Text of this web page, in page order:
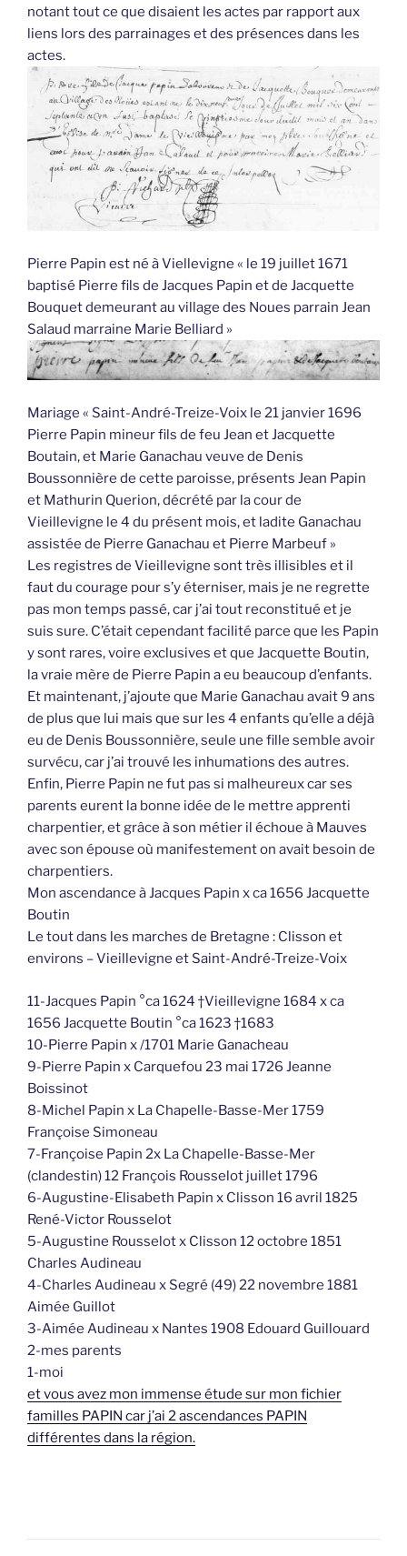
notant tout ce que disaient les actes par rapport aux
liens lors des parrainages et des présences dans les
actes.
Pierre Papin est né à Viellevigne « le 19 juillet 1671
baptisé Pierre fils de Jacques Papin et de Jacquette
Bouquet demeurant au village des Noues parrain Jean
Salaud marraine Marie Belliard »
Mariage « Saint-André-Treize-Voix le 21 janvier 1696
Pierre Papin mineur fils de feu Jean et Jacquette
Boutain, et Marie Ganachau veuve de Denis
Boussonnière de cette paroisse, présents Jean Papin
et Mathurin Querion, décrété par la cour de
Vieillevigne le 4 du présent mois, et ladite Ganachau
assistée de Pierre Ganachau et Pierre Marbeuf »
Les registres de Vieillevigne sont très illisibles et il
faut du courage pour s’y éterniser, mais je ne regrette
pas mon temps passé, car j’ai tout reconstitué et je
suis sure. C’était cependant facilité parce que les Papin
y sont rares, voire exclusives et que Jacquette Boutin,
la vraie mère de Pierre Papin a eu beaucoup d’enfants.
Et maintenant, j’ajoute que Marie Ganachau avait 9 ans
de plus que lui mais que sur les 4 enfants qu’elle a déjà
eu de Denis Boussonnière, seule une fille semble avoir
survécu, car j’ai trouvé les inhumations des autres.
Enfin, Pierre Papin ne fut pas si malheureux car ses
parents eurent la bonne idée de le mettre apprenti
charpentier, et grâce à son métier il échoue à Mauves
avec son épouse où manifestement on avait besoin de
charpentiers.
Mon ascendance à Jacques Papin x ca 1656 Jacquette
Boutin
Le tout dans les marches de Bretagne : Clisson et
environs – Vieillevigne et Saint-André-Treize-Voix
11-Jacques Papin °ca 1624 †Vieillevigne 1684 x ca
1656 Jacquette Boutin °ca 1623 †1683
10-Pierre Papin x /1701 Marie Ganacheau
9-Pierre Papin x Carquefou 23 mai 1726 Jeanne
Boissinot
8-Michel Papin x La Chapelle-Basse-Mer 1759
Françoise Simoneau
7-Françoise Papin 2x La Chapelle-Basse-Mer
(clandestin) 12 François Rousselot juillet 1796
6-Augustine-Elisabeth Papin x Clisson 16 avril 1825
René-Victor Rousselot
5-Augustine Rousselot x Clisson 12 octobre 1851
Charles Audineau
4-Charles Audineau x Segré (49) 22 novembre 1881
Aimée Guillot
3-Aimée Audineau x Nantes 1908 Edouard Guillouard
2-mes parents
1-moi
et vous avez mon immense étude sur mon fichier
familles PAPIN car j’ai 2 ascendances PAPIN
différentes dans la région.